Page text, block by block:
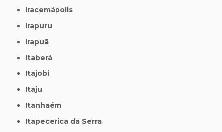
Iracemápolis
Irapuru
Irapuã
Itaberá
Itajobi
Itaju
Itanhaém
Itapecerica da Serra